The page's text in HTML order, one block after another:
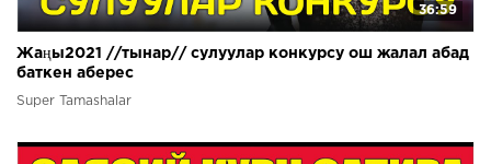
36:59
Жаңы2021 //тынар// сулуулар конкурсу ош жалал абад
баткен аберес
Super Tamashalar